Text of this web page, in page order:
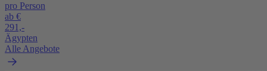
pro Person
ab €
291,-
Ägypten
Alle Angebote